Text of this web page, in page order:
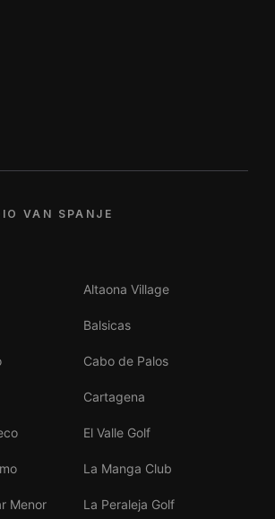
VAN SPANJE
Altaona Village
Balsicas
Cabo de Palos
Cartagena
El Valle Golf
La Manga Club
Menor La Peraleja Golf